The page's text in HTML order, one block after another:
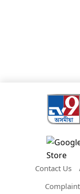
Contact Us